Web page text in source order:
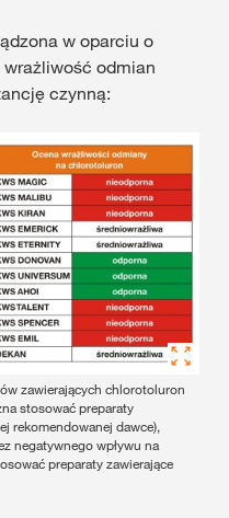
w oparciu o
wrażliwość odmian
czynną:
zawierających chlorotoluron
stosować preparaty
rekomendowanej dawce),
negatywnego wpływu na
preparaty zawierające